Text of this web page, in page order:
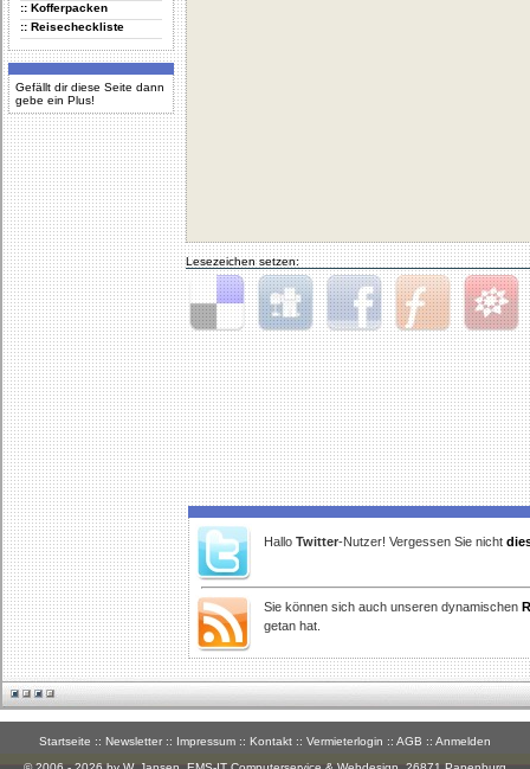
:: Kofferpacken
:: Reisecheckliste
Gefällt dir diese Seite dann
gebe ein Plus!
Lesezeichen setzen:
Delicious Digg Facebook Furl StudiVZ
Hallo Twitter-Nutzer! Vergessen Sie nicht
Sie können sich auch unseren dynamischen
getan hat.
Startseite :: Newsletter :: Impressum :: Kontakt :: Vermieterlogin :: AGB :: Anmelden